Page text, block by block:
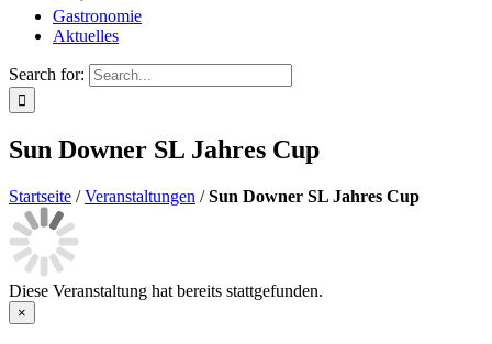
Gastronomie
Aktuelles
Search for:
Sun Downer SL Jahres Cup
Startseite /Veranstaltungen /Sun Downer SL Jahres Cup
Diese Veranstaltung hat bereits stattgefunden.
×